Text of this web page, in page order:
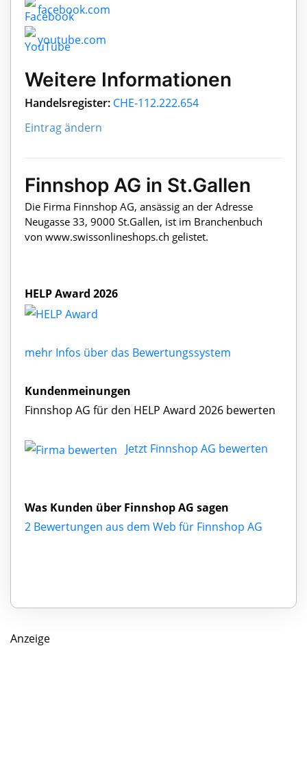
facebook.com
youtube.com
Weitere Informationen
Handelsregister: CHE-112.222.654
Eintrag ändern
Finnshop AG in St.Gallen
Die Firma Finnshop AG, ansässig an der Adresse
Neugasse 33, 9000 St.Gallen, ist im Branchenbuch
von www.swissonlineshops.ch gelistet.
HELP Award 2026
mehr Infos über das Bewertungssystem
Kundenmeinungen
Finnshop AG für den HELP Award 2026 bewerten
Jetzt Finnshop AG bewerten
Was Kunden über Finnshop AG sagen
2 Bewertungen aus dem Web für Finnshop AG
Anzeige